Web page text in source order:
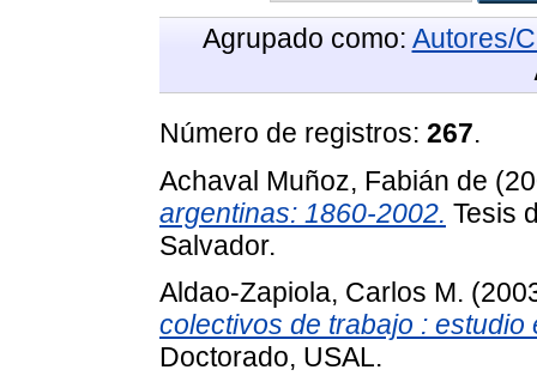
Agrupado como: Autores/
Número de registros: 267.
Achaval Muñoz, Fabián de
argentinas: 1860-2002. Tesis
Salvador.
Aldao-Zapiola, Carlos M.
colectivos de trabajo :
Doctorado, USAL.